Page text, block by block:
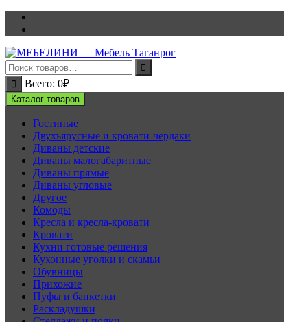
Перейти
Всего: 0₽
Каталог товаров
Гостиные
Двухъярусные и кровати-чердаки
Диваны детские
Диваны малогабаритные
Диваны прямые
Диваны угловые
Другое
Комоды
Кресла и кресла-кровати
Кровати
Кухни готовые решения
Кухонные уголки и скамьи
Обувницы
Прихожие
Пуфы и банкетки
Раскладушки